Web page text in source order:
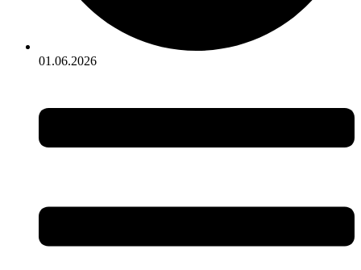
01.06.2026